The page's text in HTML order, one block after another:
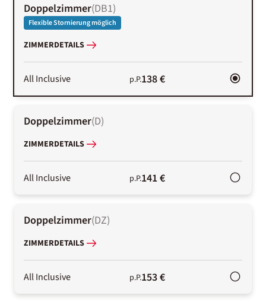
Doppelzimmer(DB1)
Flexible Stornierung möglich
ZIMMERDETAILS
All Inclusive p.P.138 €
Doppelzimmer(D)
ZIMMERDETAILS
All Inclusive p.P.141 €
Doppelzimmer(DZ)
ZIMMERDETAILS
All Inclusive p.P.153 €